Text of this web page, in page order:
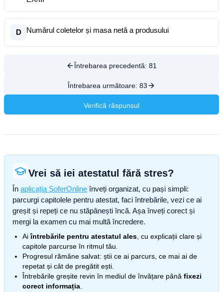
D Numărul coletelor și masa netă a produsului
Întrebarea precedentă: 81
Întrebarea următoare: 83
Verifică răspunsul
Vrei să iei atestatul fără stres?
În aplicația SoferOnline înveți organizat, cu pași simpli:
parcurgi capitolele pentru atestat, faci întrebările, vezi ce ai
greșit și repeți ce nu stăpânești încă. Așa înveți corect și
mergi la examen cu mai multă încredere.
Aiîntrebările pentru atestatul ales , cu explicații clare și
capitole parcurse în ritmul tău.
Progresul rămâne salvat: știi ce ai parcurs, ce mai ai de
repetat și cât de pregătit ești.
Întrebările greșite revin în mediul de învățare până fixezi
corect informația